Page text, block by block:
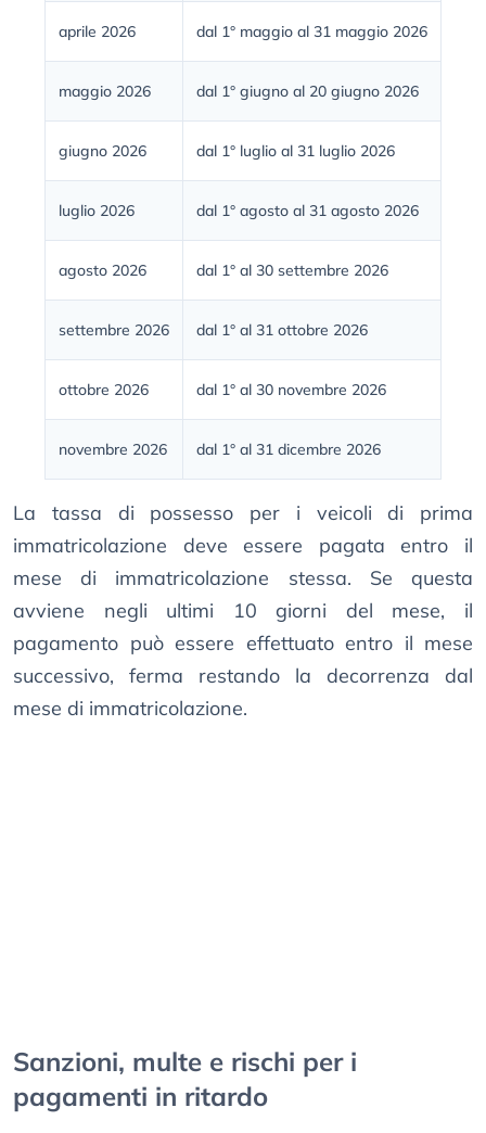
aprile 2026 dal 1° maggio al 31 maggio 2026
maggio 2026 dal 1° giugno al 20 giugno 2026
giugno 2026 dal 1° luglio al 31 luglio 2026
luglio 2026 dal 1° agosto al 31 agosto 2026
agosto 2026 dal 1° al 30 settembre 2026
settembre 2026 dal 1° al 31 ottobre 2026
ottobre 2026 dal 1° al 30 novembre 2026
novembre 2026 dal 1° al 31 dicembre 2026
La tassa di possesso per i veicoli di prima
immatricolazione deve essere pagata entro il
mese di immatricolazione stessa. Se questa
avviene negli ultimi 10 giorni del mese, il
pagamento può essere effettuato entro il mese
successivo, ferma restando la decorrenza dal
mese di immatricolazione.
Sanzioni, multe e rischi per i
pagamenti in ritardo